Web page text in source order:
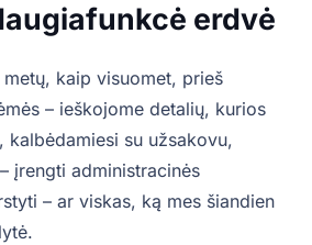
erdvė
kaip visuomet, prieš
– ieškojome detalių, kurios
su užsakovu,
įrengti administracinės
– ar viskas, ką mes šiandien